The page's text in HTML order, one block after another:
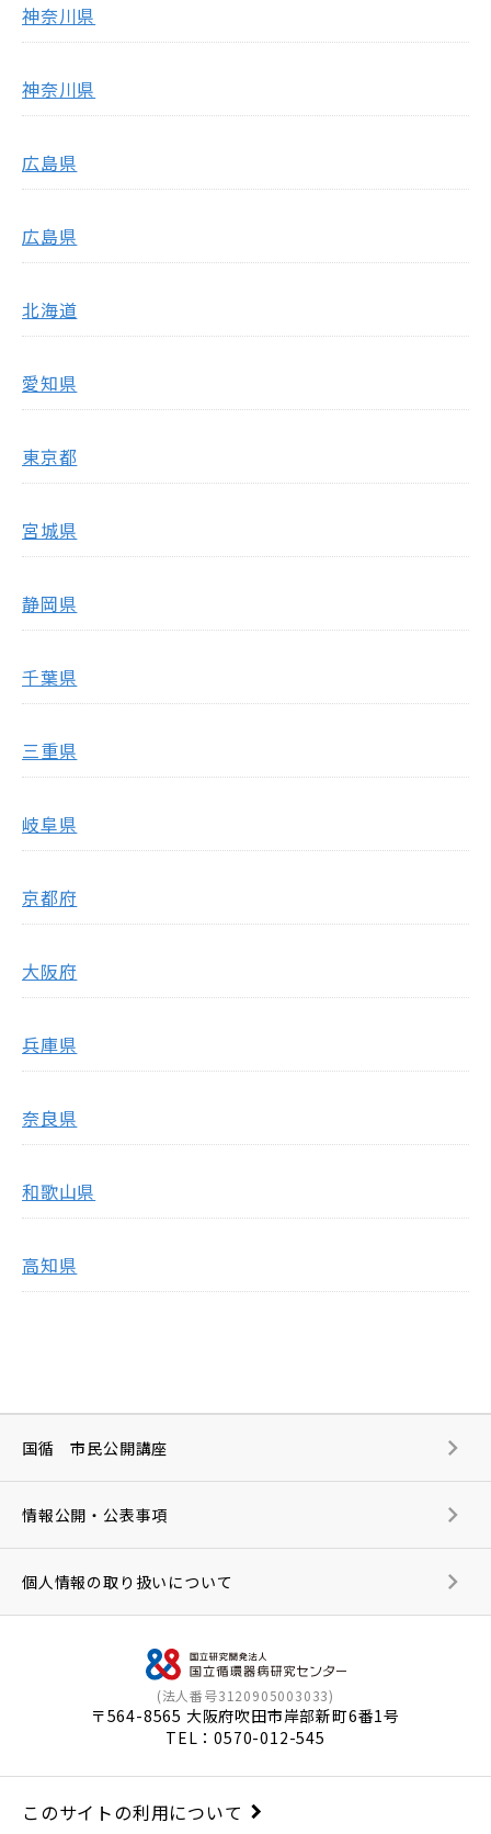
神奈川県
神奈川県
広島県
広島県
北海道
愛知県
東京都
宮城県
静岡県
千葉県
三重県
岐阜県
京都府
大阪府
兵庫県
奈良県
和歌山県
高知県
(法人番号3120905003033)
〒564-8565 大阪府吹田市岸部新町6番1号
TEL：0570-012-545
国循 市民公開講座
情報公開・公表事項
個人情報の取り扱いについて
このサイトの利用について